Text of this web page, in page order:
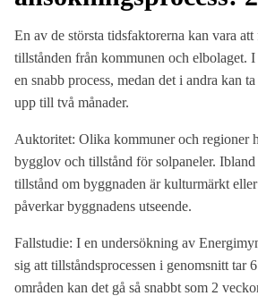
En av de största tidsfaktorerna kan vara
tillstånden från kommunen och elbolaget. I
en snabb process, medan det i andra kan
upp till två månader.
Auktoritet: Olika kommuner och regioner
bygglov och tillstånd för solpaneler. Ibland
tillstånd om byggnaden är kulturmärkt
påverkar byggnadens utseende.
Fallstudie: I en undersökning av
sig att tillståndsprocessen i genomsnitt tar
områden kan det gå så snabbt som 2